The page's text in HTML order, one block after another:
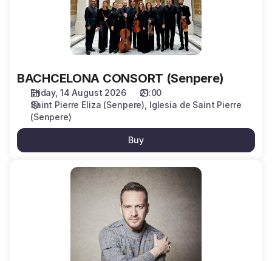
BACHCELONA CONSORT (Senpere)
Friday, 14 August 2026
21:00
Saint Pierre Eliza (Senpere) Iglesia de Saint Pierre
(Senpere)
Buy